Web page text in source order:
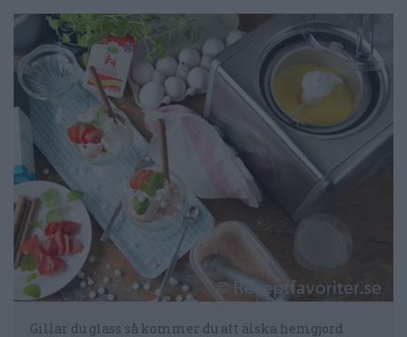
Gillar du glass så kommer du att älska hemgjord